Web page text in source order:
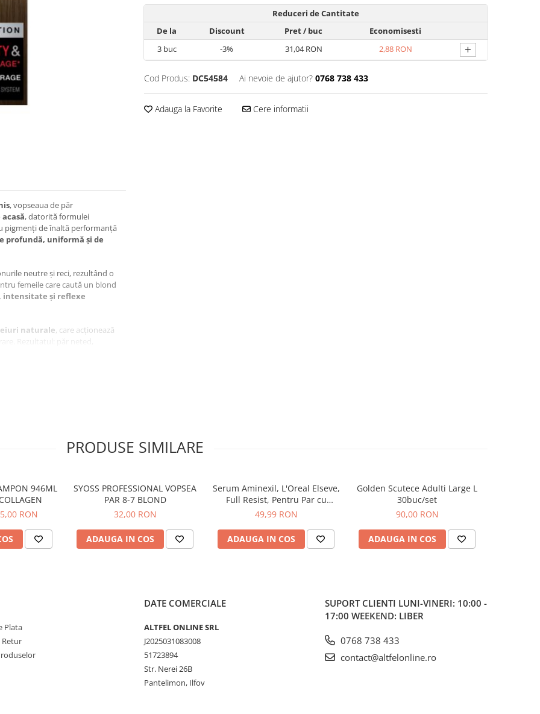
Reduceri de Cantitate
De la
Discount Pret/ buc
Economisesti
3buc -3% 31,04 RON 2,88 RON +
Cod Produs: DC54584 Ai nevoie de ajutor? 0768 738 433
Adauga la Favorite Cere informatii
, vopseaua de păr
, datorită formulei
pigmenți de înaltă performanță
profundă, uniformă și de
neutre și reci, rezultând o
femeile care caută un blond
intensitate și reflexe
naturale, care acționează
finisaj mătăsos.
Performance
oferă
PRODUSE SIMILARE
946ML
RON
SYOSS PROFESSIONAL VOPSEA
PAR 8-7 BLOND
32,00 RON
ADAUGA IN COS
Serum Aminexil, L'Oreal Elseve,
Full Resist, Pentru Par cu
Tendinta de Cadere, 100 ml
49,99 RON
ADAUGA IN COS
Golden Scutece Adulti Large L
30buc/set
90,00 RON
ADAUGA IN COS
Plata
Retur
DATE COMERCIALE
ALTFEL ONLINE SRL
J2025031083008
51723894
Str. Nerei 26B
Pantelimon, Ilfov
SUPORT CLIENTI LUNI-VINERI: 10:00 -
17:00 WEEKEND: LIBER
0768 738 433
contact@altfelonline.ro